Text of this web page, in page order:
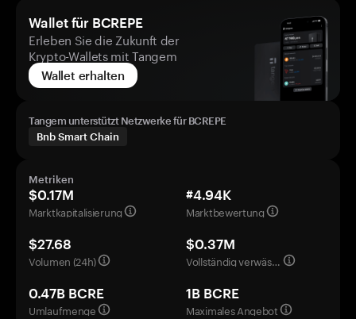
Wallet für BCREPE
Erleben Sie die Zukunft der
Krypto-Wallets mit Tangem
Wallet erhalten
Tangem unterstützt Netzwerke für BCREPE
Bnb Smart Chain
Metriken
$0.17M
Marktkapitalisierung
#4.94K
Marktbewertung
$27.68
Volumen (24h)
$0.37M
Vollständig verwässerte Bewertung
0.47B BCRE
Umlaufmenge
1B BCRE
Maximales Angebot